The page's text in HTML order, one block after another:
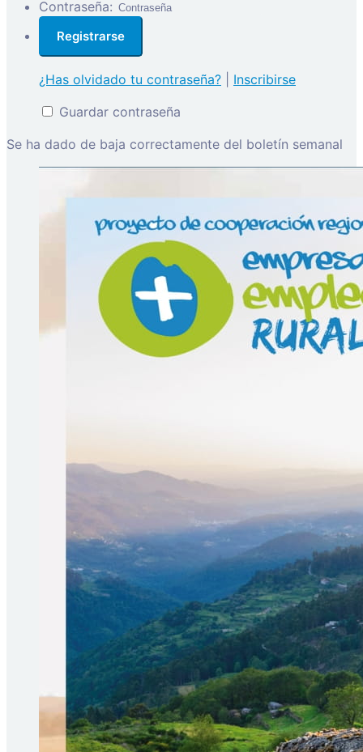
Contraseña:
¿Has olvidado tu contraseña?
Inscribirse
Guardar contraseña
Se ha dado de baja correctamente del boletín semanal